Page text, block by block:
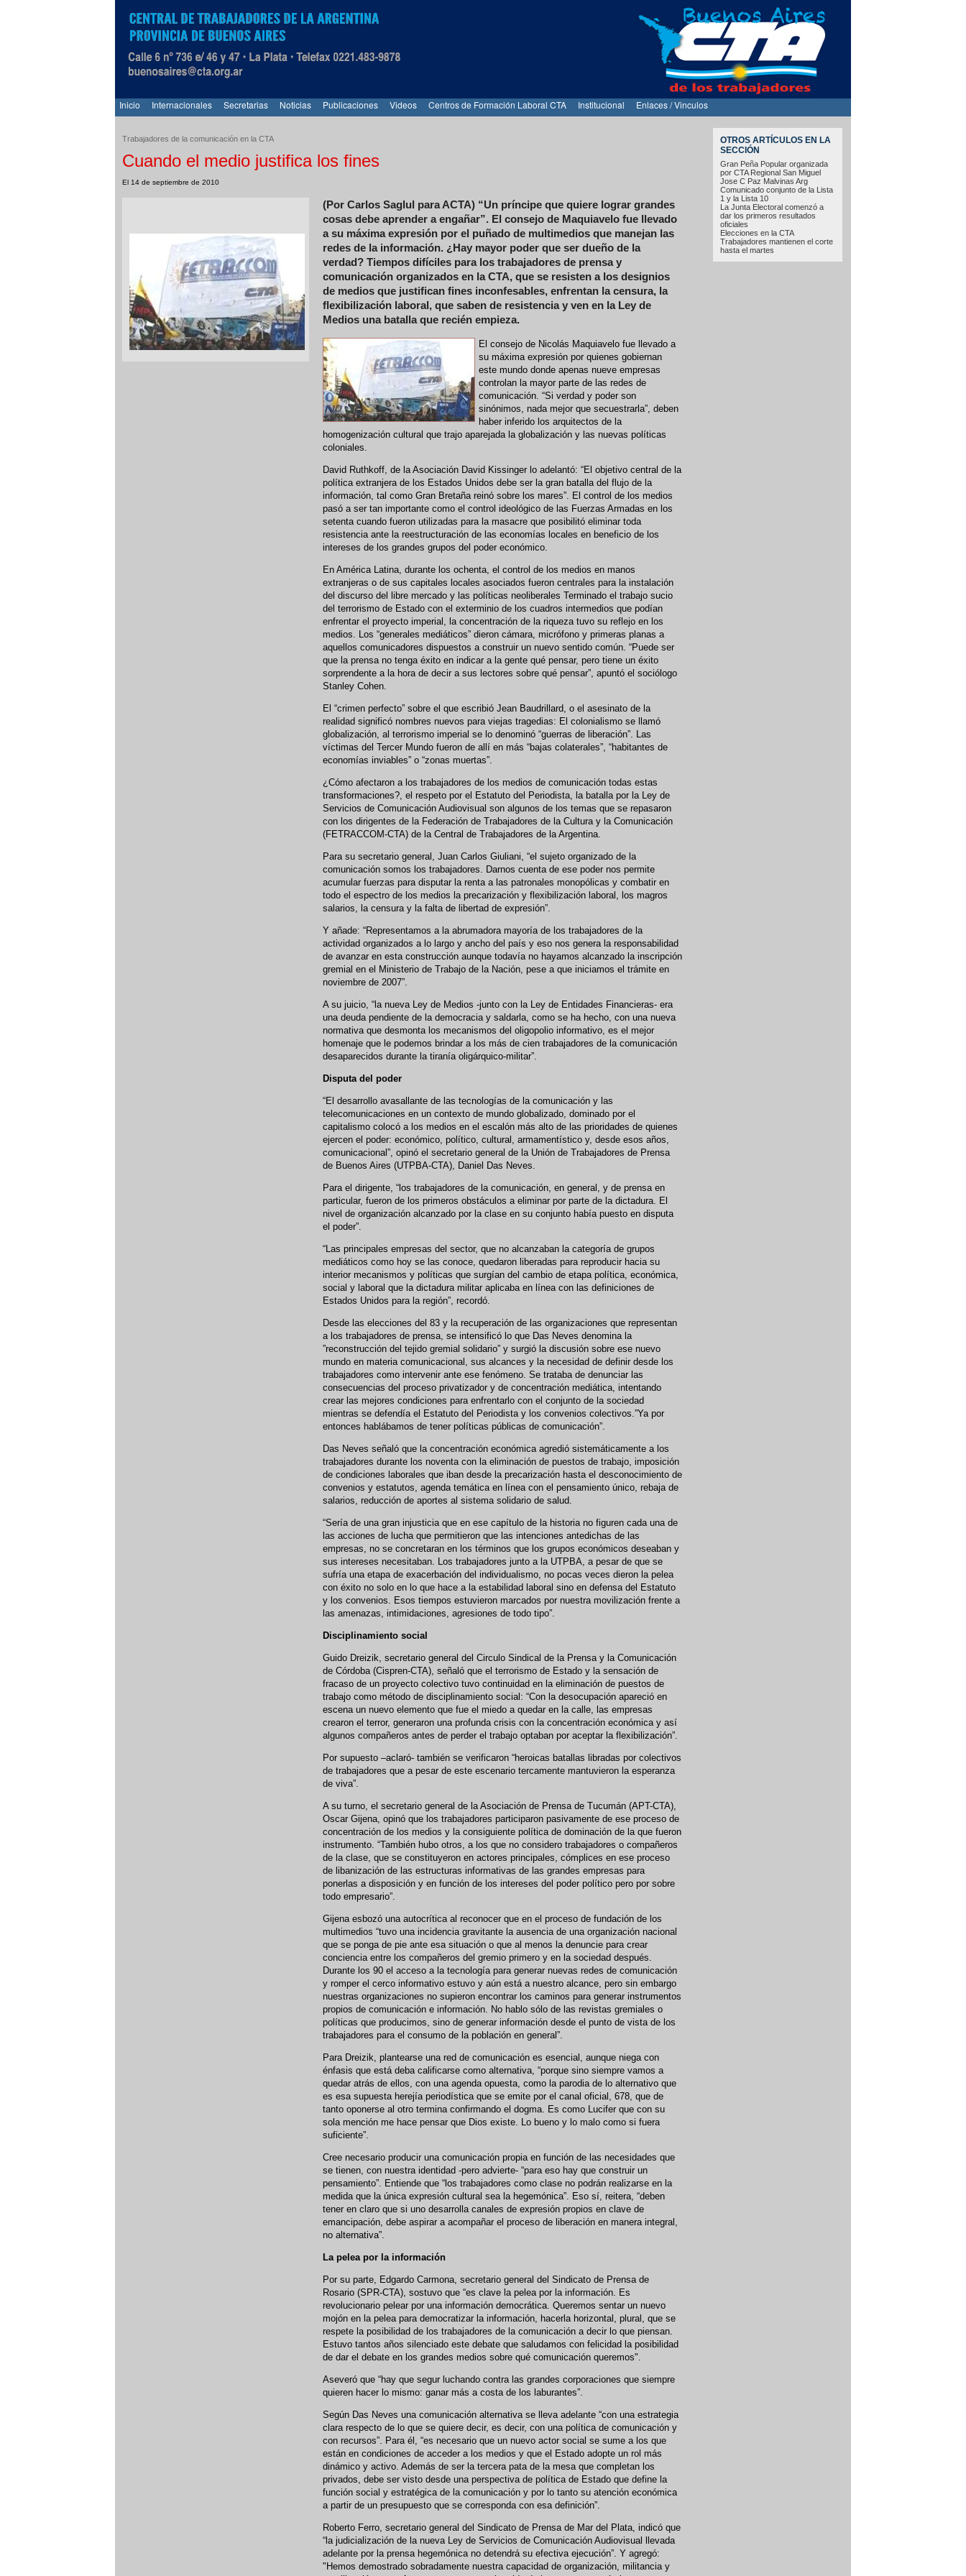
Inicio Internacionales Secretarias Noticias Publicaciones Videos Centros de Formación Laboral CTA Institucional Enlaces / Vinculos
OTROS ARTÍCULOS EN LA
SECCIÓN
Gran Peña Popular organizada
por CTA Regional San Miguel
Jose C Paz Malvinas Arg
Comunicado conjunto de la Lista
1 y la Lista 10
La Junta Electoral comenzó a
dar los primeros resultados
oficiales
Elecciones en la CTA
Trabajadores mantienen el corte
hasta el martes
Trabajadores de la comunicación en la CTA
Cuando el medio justifica los fines
El 14 de septiembre de 2010
(Por Carlos Saglul para ACTA) “Un príncipe que quiere lograr grandes
cosas debe aprender a engañar”. El consejo de Maquiavelo fue llevado
a su máxima expresión por el puñado de multimedios que manejan las
redes de la información. ¿Hay mayor poder que ser dueño de la
verdad? Tiempos difíciles para los trabajadores de prensa y
comunicación organizados en la CTA, que se resisten a los designios
de medios que justifican fines inconfesables, enfrentan la censura, la
flexibilización laboral, que saben de resistencia y ven en la Ley de
Medios una batalla que recién empieza.
El consejo de Nicolás Maquiavelo fue llevado a
su máxima expresión por quienes gobiernan
este mundo donde apenas nueve empresas
controlan la mayor parte de las redes de
comunicación. “Si verdad y poder son
sinónimos, nada mejor que secuestrarla”, deben
haber inferido los arquitectos de la
homogenización cultural que trajo aparejada la globalización y las nuevas políticas
coloniales.
David Ruthkoff, de la Asociación David Kissinger lo adelantó: “El objetivo central de la
política extranjera de los Estados Unidos debe ser la gran batalla del flujo de la
información, tal como Gran Bretaña reinó sobre los mares”. El control de los medios
pasó a ser tan importante como el control ideológico de las Fuerzas Armadas en los
setenta cuando fueron utilizadas para la masacre que posibilitó eliminar toda
resistencia ante la reestructuración de las economías locales en beneficio de los
intereses de los grandes grupos del poder económico.
En América Latina, durante los ochenta, el control de los medios en manos
extranjeras o de sus capitales locales asociados fueron centrales para la instalación
del discurso del libre mercado y las políticas neoliberales Terminado el trabajo sucio
del terrorismo de Estado con el exterminio de los cuadros intermedios que podían
enfrentar el proyecto imperial, la concentración de la riqueza tuvo su reflejo en los
medios. Los “generales mediáticos” dieron cámara, micrófono y primeras planas a
aquellos comunicadores dispuestos a construir un nuevo sentido común. “Puede ser
que la prensa no tenga éxito en indicar a la gente qué pensar, pero tiene un éxito
sorprendente a la hora de decir a sus lectores sobre qué pensar”, apuntó el sociólogo
Stanley Cohen.
El “crimen perfecto” sobre el que escribió Jean Baudrillard, o el asesinato de la
realidad significó nombres nuevos para viejas tragedias: El colonialismo se llamó
globalización, al terrorismo imperial se lo denominó “guerras de liberación”. Las
víctimas del Tercer Mundo fueron de allí en más “bajas colaterales”, “habitantes de
economías inviables” o “zonas muertas”.
¿Cómo afectaron a los trabajadores de los medios de comunicación todas estas
transformaciones?, el respeto por el Estatuto del Periodista, la batalla por la Ley de
Servicios de Comunicación Audiovisual son algunos de los temas que se repasaron
con los dirigentes de la Federación de Trabajadores de la Cultura y la Comunicación
(FETRACCOM-CTA) de la Central de Trabajadores de la Argentina.
Para su secretario general, Juan Carlos Giuliani, “el sujeto organizado de la
comunicación somos los trabajadores. Darnos cuenta de ese poder nos permite
acumular fuerzas para disputar la renta a las patronales monopólicas y combatir en
todo el espectro de los medios la precarización y flexibilización laboral, los magros
salarios, la censura y la falta de libertad de expresión”.
Y añade: “Representamos a la abrumadora mayoría de los trabajadores de la
actividad organizados a lo largo y ancho del país y eso nos genera la responsabilidad
de avanzar en esta construcción aunque todavía no hayamos alcanzado la inscripción
gremial en el Ministerio de Trabajo de la Nación, pese a que iniciamos el trámite en
noviembre de 2007”.
A su juicio, “la nueva Ley de Medios -junto con la Ley de Entidades Financieras- era
una deuda pendiente de la democracia y saldarla, como se ha hecho, con una nueva
normativa que desmonta los mecanismos del oligopolio informativo, es el mejor
homenaje que le podemos brindar a los más de cien trabajadores de la comunicación
desaparecidos durante la tiranía oligárquico-militar”.
Disputa del poder
“El desarrollo avasallante de las tecnologías de la comunicación y las
telecomunicaciones en un contexto de mundo globalizado, dominado por el
capitalismo colocó a los medios en el escalón más alto de las prioridades de quienes
ejercen el poder: económico, político, cultural, armamentístico y, desde esos años,
comunicacional”, opinó el secretario general de la Unión de Trabajadores de Prensa
de Buenos Aires (UTPBA-CTA), Daniel Das Neves.
Para el dirigente, “los trabajadores de la comunicación, en general, y de prensa en
particular, fueron de los primeros obstáculos a eliminar por parte de la dictadura. El
nivel de organización alcanzado por la clase en su conjunto había puesto en disputa
el poder”.
“Las principales empresas del sector, que no alcanzaban la categoría de grupos
mediáticos como hoy se las conoce, quedaron liberadas para reproducir hacia su
interior mecanismos y políticas que surgían del cambio de etapa política, económica,
social y laboral que la dictadura militar aplicaba en línea con las definiciones de
Estados Unidos para la región”, recordó.
Desde las elecciones del 83 y la recuperación de las organizaciones que representan
a los trabajadores de prensa, se intensificó lo que Das Neves denomina la
”reconstrucción del tejido gremial solidario” y surgió la discusión sobre ese nuevo
mundo en materia comunicacional, sus alcances y la necesidad de definir desde los
trabajadores como intervenir ante ese fenómeno. Se trataba de denunciar las
consecuencias del proceso privatizador y de concentración mediática, intentando
crear las mejores condiciones para enfrentarlo con el conjunto de la sociedad
mientras se defendía el Estatuto del Periodista y los convenios colectivos.”Ya por
entonces hablábamos de tener políticas públicas de comunicación”.
Das Neves señaló que la concentración económica agredió sistemáticamente a los
trabajadores durante los noventa con la eliminación de puestos de trabajo, imposición
de condiciones laborales que iban desde la precarización hasta el desconocimiento de
convenios y estatutos, agenda temática en línea con el pensamiento único, rebaja de
salarios, reducción de aportes al sistema solidario de salud.
“Sería de una gran injusticia que en ese capítulo de la historia no figuren cada una de
las acciones de lucha que permitieron que las intenciones antedichas de las
empresas, no se concretaran en los términos que los grupos económicos deseaban y
sus intereses necesitaban. Los trabajadores junto a la UTPBA, a pesar de que se
sufría una etapa de exacerbación del individualismo, no pocas veces dieron la pelea
con éxito no solo en lo que hace a la estabilidad laboral sino en defensa del Estatuto
y los convenios. Esos tiempos estuvieron marcados por nuestra movilización frente a
las amenazas, intimidaciones, agresiones de todo tipo”.
Disciplinamiento social
Guido Dreizik, secretario general del Circulo Sindical de la Prensa y la Comunicación
de Córdoba (Cispren-CTA), señaló que el terrorismo de Estado y la sensación de
fracaso de un proyecto colectivo tuvo continuidad en la eliminación de puestos de
trabajo como método de disciplinamiento social: “Con la desocupación apareció en
escena un nuevo elemento que fue el miedo a quedar en la calle, las empresas
crearon el terror, generaron una profunda crisis con la concentración económica y así
algunos compañeros antes de perder el trabajo optaban por aceptar la flexibilización”.
Por supuesto –aclaró- también se verificaron “heroicas batallas libradas por colectivos
de trabajadores que a pesar de este escenario tercamente mantuvieron la esperanza
de viva”.
A su turno, el secretario general de la Asociación de Prensa de Tucumán (APT-CTA),
Oscar Gijena, opinó que los trabajadores participaron pasivamente de ese proceso de
concentración de los medios y la consiguiente política de dominación de la que fueron
instrumento. “También hubo otros, a los que no considero trabajadores o compañeros
de la clase, que se constituyeron en actores principales, cómplices en ese proceso
de libanización de las estructuras informativas de las grandes empresas para
ponerlas a disposición y en función de los intereses del poder político pero por sobre
todo empresario”.
Gijena esbozó una autocrítica al reconocer que en el proceso de fundación de los
multimedios “tuvo una incidencia gravitante la ausencia de una organización nacional
que se ponga de pie ante esa situación o que al menos la denuncie para crear
conciencia entre los compañeros del gremio primero y en la sociedad después.
Durante los 90 el acceso a la tecnología para generar nuevas redes de comunicación
y romper el cerco informativo estuvo y aún está a nuestro alcance, pero sin embargo
nuestras organizaciones no supieron encontrar los caminos para generar instrumentos
propios de comunicación e información. No hablo sólo de las revistas gremiales o
políticas que producimos, sino de generar información desde el punto de vista de los
trabajadores para el consumo de la población en general”.
Para Dreizik, plantearse una red de comunicación es esencial, aunque niega con
énfasis que está deba calificarse como alternativa, “porque sino siempre vamos a
quedar atrás de ellos, con una agenda opuesta, como la parodia de lo alternativo que
es esa supuesta herejía periodística que se emite por el canal oficial, 678, que de
tanto oponerse al otro termina confirmando el dogma. Es como Lucifer que con su
sola mención me hace pensar que Dios existe. Lo bueno y lo malo como si fuera
suficiente”.
Cree necesario producir una comunicación propia en función de las necesidades que
se tienen, con nuestra identidad -pero advierte- “para eso hay que construir un
pensamiento”. Entiende que “los trabajadores como clase no podrán realizarse en la
medida que la única expresión cultural sea la hegemónica”. Eso sí, reitera, “deben
tener en claro que si uno desarrolla canales de expresión propios en clave de
emancipación, debe aspirar a acompañar el proceso de liberación en manera integral,
no alternativa”.
La pelea por la información
Por su parte, Edgardo Carmona, secretario general del Sindicato de Prensa de
Rosario (SPR-CTA), sostuvo que “es clave la pelea por la información. Es
revolucionario pelear por una información democrática. Queremos sentar un nuevo
mojón en la pelea para democratizar la información, hacerla horizontal, plural, que se
respete la posibilidad de los trabajadores de la comunicación a decir lo que piensan.
Estuvo tantos años silenciado este debate que saludamos con felicidad la posibilidad
de dar el debate en los grandes medios sobre qué comunicación queremos".
Aseveró que “hay que segur luchando contra las grandes corporaciones que siempre
quieren hacer lo mismo: ganar más a costa de los laburantes”.
Según Das Neves una comunicación alternativa se lleva adelante “con una estrategia
clara respecto de lo que se quiere decir, es decir, con una política de comunicación y
con recursos”. Para él, “es necesario que un nuevo actor social se sume a los que
están en condiciones de acceder a los medios y que el Estado adopte un rol más
dinámico y activo. Además de ser la tercera pata de la mesa que completan los
privados, debe ser visto desde una perspectiva de política de Estado que define la
función social y estratégica de la comunicación y por lo tanto su atención económica
a partir de un presupuesto que se corresponda con esa definición”.
Roberto Ferro, secretario general del Sindicato de Prensa de Mar del Plata, indicó que
“la judicialización de la nueva Ley de Servicios de Comunicación Audiovisual llevada
adelante por la prensa hegemónica no detendrá su efectiva ejecución”. Y agregó:
"Hemos demostrado sobradamente nuestra capacidad de organización, militancia y